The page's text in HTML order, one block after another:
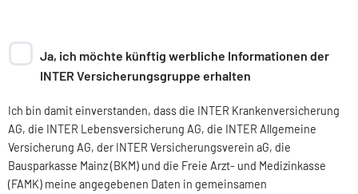
Ja, ich möchte künftig werbliche Informationen der
INTER Versicherungsgruppe erhalten
Ich bin damit einverstanden, dass die INTER Krankenversicherung
AG, die INTER Lebensversicherung AG, die INTER Allgemeine
Versicherung AG, der INTER Versicherungsverein aG, die
Bausparkasse Mainz (BKM) und die Freie Arzt- und Medizinkasse
(FAMK) meine angegebenen Daten in gemeinsamen